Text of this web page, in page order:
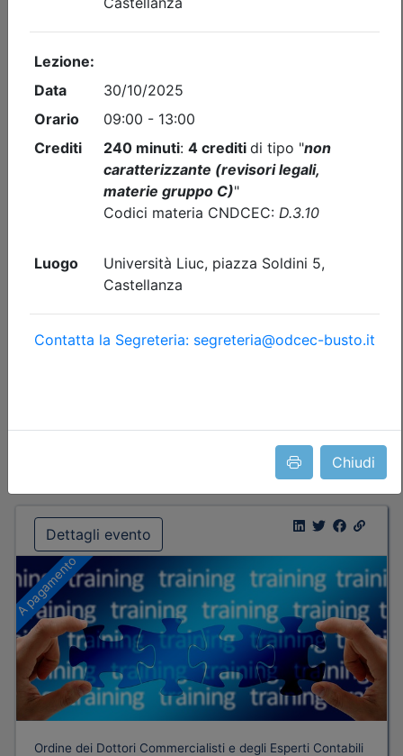
Chiudi
Ordine dei Dottori Commercialisti e degli Esperti Contabili
di Busto Arsizio
CONTROLLO DI GESTIONE
15/09/2026al26/10/2026
Iscrizioni:dal 16/07/2026 al 13/09/2026
Tipologia:corso
Priorità iscrizioni Allegati
Note
Posti disponibili: 0
Dettagli evento
A pagamento
Ordine dei Dottori Commercialisti e degli Esperti Contabili